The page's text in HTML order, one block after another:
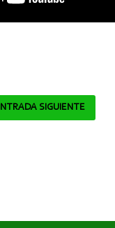
SIGUIENTE